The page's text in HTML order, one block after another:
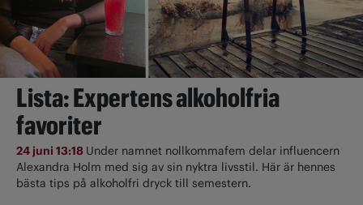
Lista: Expertens alkoholfria
favoriter
24 juni 13:18 Under namnet nollkommafem delar influencern
Alexandra Holm med sig av sin nyktra livsstil. Här är hennes
bästa tips på alkoholfri dryck till semestern.